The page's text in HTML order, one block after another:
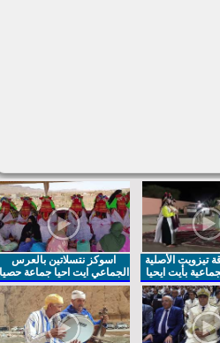
الأصلية
بأيت ايحيا
اسوكز نتسلاتين بالعرس
الجماعي ايت احيا جماعة حصيا